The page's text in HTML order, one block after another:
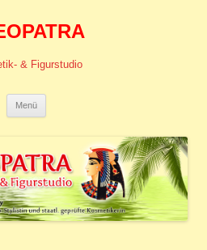
& Figurstudio
Menü